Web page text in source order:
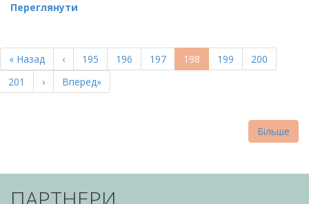
Переглянути
НА
СТОРІНКИ
Перша
сторінка
« Назад
Попередня
сторінка
‹ Page
195 Page
196 Page
197
Поточна
сторінка
198 Page
199 Page
200
Page
201
Наступна
сторінка
›
Остання
сторінка
Вперед»
Більше